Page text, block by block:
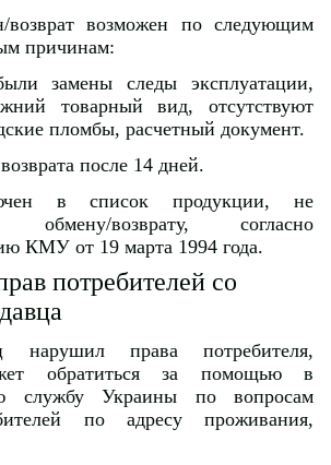
возврат возможен по следующим
причинам:
замены следы эксплуатации,
товарный вид, отсутствуют
пломбы, расчетный документ.
после 14 дней.
в список продукции, не
обмену/возврату, согласно
КМУ от 19 марта 1994 года.
потребителей со
нарушил права потребителя,
обратиться за помощью в
службу Украины по вопросам
по адресу проживания,